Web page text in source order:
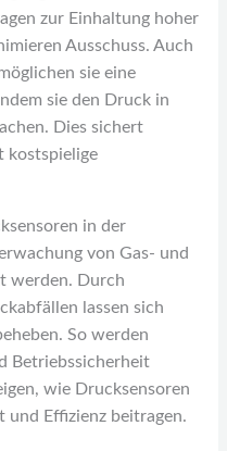
zur Einhaltung hoher
Ausschuss. Auch
sie eine
sie den Druck in
Dies sichert
kostspielige
in der
von Gas- und
werden. Durch
lassen sich
So werden
Betriebssicherheit
wie Drucksensoren
Effizienz beitragen.